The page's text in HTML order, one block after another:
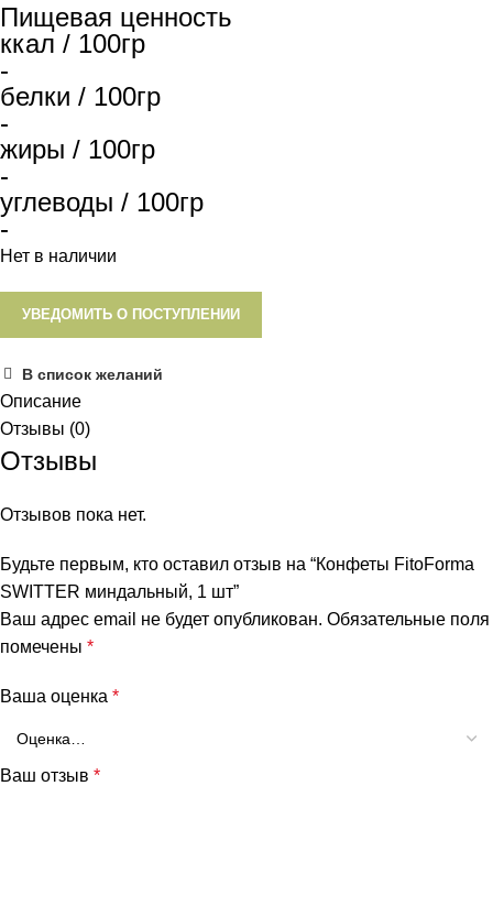
Пищевая ценность
ккал / 100гр
-
белки / 100гр
-
жиры / 100гр
-
углеводы / 100гр
-
Нет в наличии
УВЕДОМИТЬ О ПОСТУПЛЕНИИ
В список желаний
Описание
Отзывы (0)
Отзывы
Отзывов пока нет.
Будьте первым, кто оставил отзыв на “Конфеты FitoForma
SWITTER миндальный, 1 шт”
Ваш адрес email не будет опубликован. Обязательные поля
помечены *
Ваша оценка *
Ваш отзыв *